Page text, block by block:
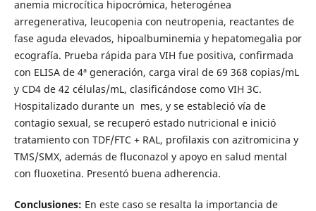
anemia microcítica hipocrómica, heterogénea
arregenerativa, leucopenia con neutropenia, reactantes de
fase aguda elevados, hipoalbuminemia y hepatomegalia por
ecografía. Prueba rápida para VIH fue positiva, confirmada
con ELISA de 4ª generación, carga viral de 69 368 copias/mL
y CD4 de 42 células/mL, clasificándose como VIH 3C.
Hospitalizado durante un mes, y se estableció vía de
contagio sexual, se recuperó estado nutricional e inició
tratamiento con TDF/FTC + RAL, profilaxis con azitromicina y
TMS/SMX, además de fluconazol y apoyo en salud mental
con fluoxetina. Presentó buena adherencia.
Conclusiones: En este caso se resalta la importancia de